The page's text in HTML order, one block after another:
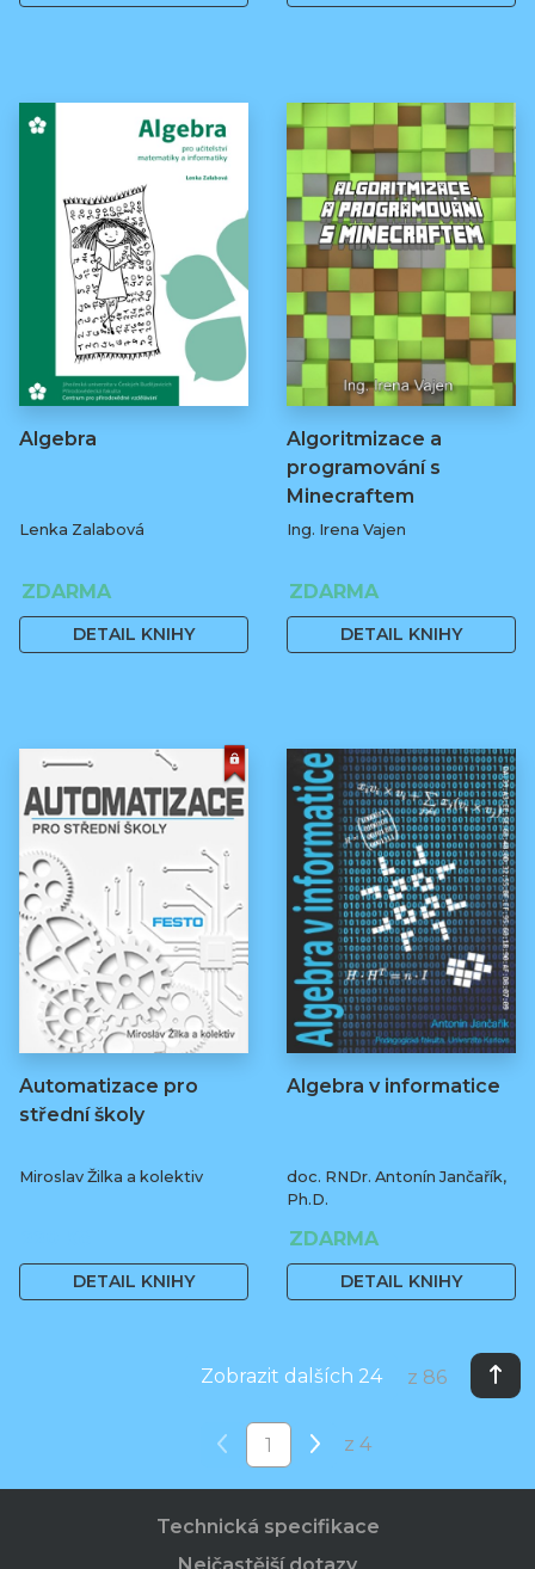
Algebra
Lenka Zalabová
ZDARMA
DETAIL KNIHY
Algoritmizace a
programování s
Minecraftem
Ing. Irena Vajen
ZDARMA
DETAIL KNIHY
Automatizace pro
střední školy
Miroslav Žilka a kolektiv
DETAIL KNIHY
Algebra v informatice
doc. RNDr. Antonín Jančařík,
Ph.D.
ZDARMA
DETAIL KNIHY
Zobrazit dalších 24 z 86
z 4
Technická specifikace
Nejčastější dotazy